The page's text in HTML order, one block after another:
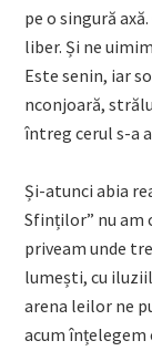
pe o singură
liber. Și ne
Este senin, iar
nconjoară,
întreg cerul s-a
Și-atunci abia
Sfinților” nu am
priveam unde
lumești, cu
arena leilor ne
acum